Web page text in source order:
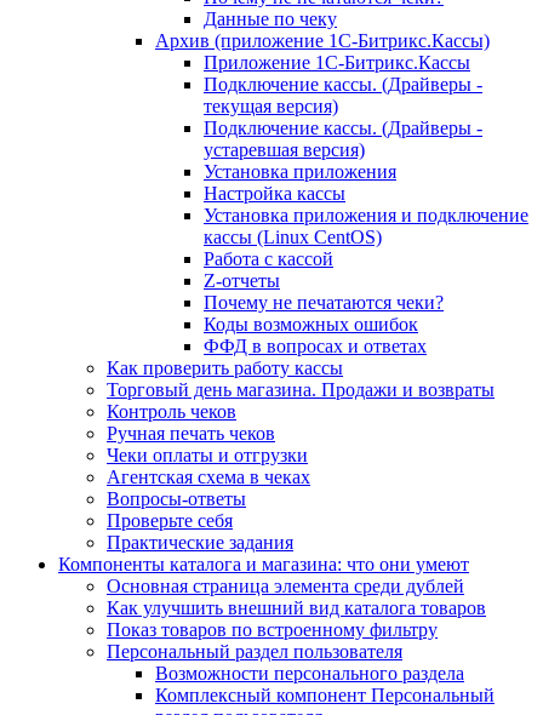
Данные по чеку
Архив (приложение 1С-Битрикс.Кассы)
Приложение 1С-Битрикс.Кассы
Подключение кассы. (Драйверы -
текущая версия)
Подключение кассы. (Драйверы -
устаревшая версия)
Установка приложения
Настройка кассы
Установка приложения и подключение
кассы (Linux CentOS)
Работа с кассой
Z-отчеты
Почему не печатаются чеки?
Коды возможных ошибок
ФФД в вопросах и ответах
Как проверить работу кассы
Торговый день магазина. Продажи и возвраты
Контроль чеков
Ручная печать чеков
Чеки оплаты и отгрузки
Агентская схема в чеках
Вопросы-ответы
Проверьте себя
Практические задания
Компоненты каталога и магазина: что они умеют
Основная страница элемента среди дублей
Как улучшить внешний вид каталога товаров
Показ товаров по встроенному фильтру
Персональный раздел пользователя
Возможности персонального раздела
Комплексный компонент Персональный